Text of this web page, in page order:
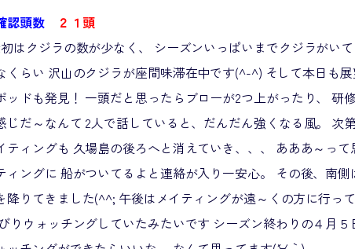
認頭数
２１頭
はクジラの数が少なく、 シーズンいっぱいまでクジラがい
くらい 沢山のクジラが座間味滞在中です(^-^) そして本日も
ッドも発見！ 一頭だと思ったらブローが2つ上がったり、 研
じだ～なんて 2人で話していると、だんだん強くなる風。
ティングも 久場島の後ろへと消えていき、、、 あああ～っ
ィングに 船がついてるよと連絡が入り一安心。 その後、南
降りてきました(^^; 午後はメイティングが遠～くの方に行っ
りウォッチングしていたみたいです シーズン終わりの４月